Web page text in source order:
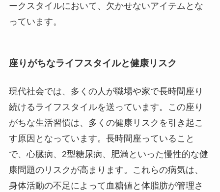
ークスタイルにおいて、欠かせないアイテムとな
っています。
座りがちなライフスタイルと健康リスク
現代社会では、多くの人が職場や家で長時間座り
続けるライフスタイルを送っています。この座り
がちな生活習慣は、多くの健康リスクを引き起こ
す原因となっています。長時間座っていること
で、心臓病、2型糖尿病、肥満といった慢性的な健
康問題のリスクが高まります。これらの病気は、
身体活動の不足によって血糖値と体脂肪が管理さ